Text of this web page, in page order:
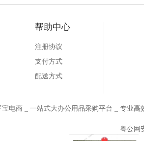
帮助中心
注册协议
支付方式
配送方式
宝电商 _ 一站式大办公用品采购平台 _ 专业
粤公网